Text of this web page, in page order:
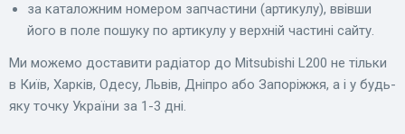
за каталожним номером запчастини (артикулу), ввівши
його в поле пошуку по артикулу у верхній частині сайту.
Ми можемо доставити радіатор до Mitsubishi L200 не тільки
в Київ, Харків, Одесу, Львів, Дніпро або Запоріжжя, а і у будь-
яку точку України за 1-3 дні.